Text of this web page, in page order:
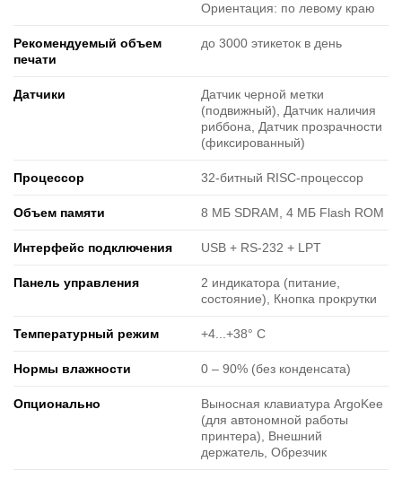
Ориентация: по левому краю
Рекомендуемый объем
печати
до 3000 этикеток в день
Датчики
Датчик черной метки
(подвижный), Датчик наличия
риббона, Датчик прозрачности
(фиксированный)
Процессор 32-битный RISC-процессор
Объем памяти 8 МБ SDRAM, 4 МБ Flash ROM
Интерфейс подключения USB + RS-232 + LPT
Панель управления
2 индикатора (питание,
состояние), Кнопка прокрутки
Температурный режим +4...+38° C
Нормы влажности 0 ‒ 90% (без конденсата)
Опционально
Выносная клавиатура ArgoKee
(для автономной работы
принтера), Внешний
держатель, Обрезчик